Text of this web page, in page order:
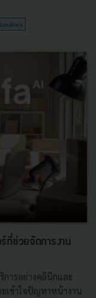
ที่ช่วยจัดการงาน
การอย่างคลินิกและ
ะเข้าใจปัญหาหน้างาน